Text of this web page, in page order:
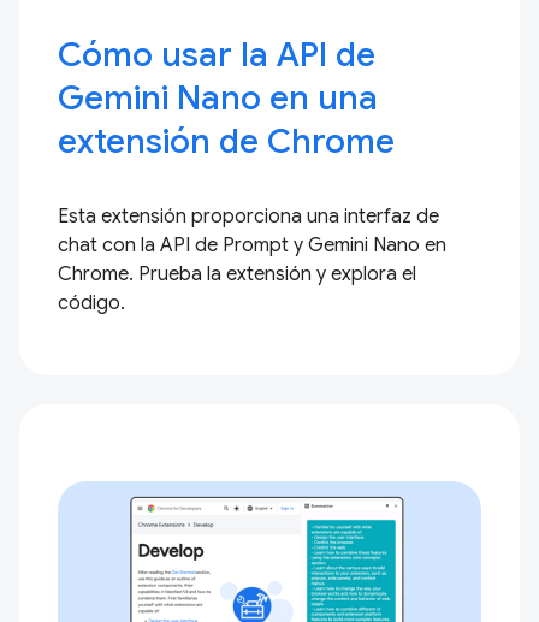
Cómo usar la API de
Gemini Nano en una
extensión de Chrome
Esta extensión proporciona una interfaz de
chat con la API de Prompt y Gemini Nano en
Chrome. Prueba la extensión y explora el
código.